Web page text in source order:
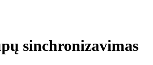
sinchronizavimas